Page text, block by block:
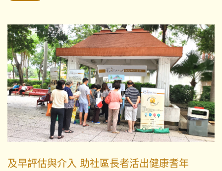
及早評估與介入 助社區長者活出健康耆年